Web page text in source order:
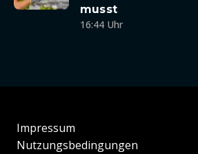
musst
16:44 Uhr
Impressum
Nutzungsbedingungen